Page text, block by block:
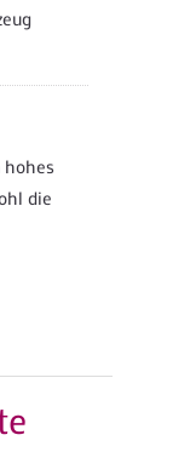
hohes
die